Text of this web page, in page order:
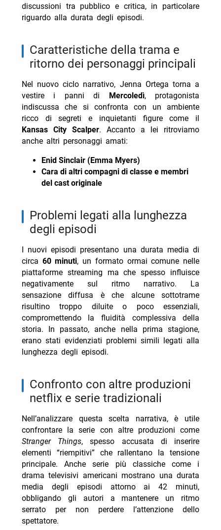
- Netflix perde copia film Nicolas Cage, causa da 105
mln
discussioni tra pubblico e critica, in particolare
riguardo alla durata degli episodi.
caratteristiche della trama e
ritorno dei personaggi principali
Nel nuovo ciclo narrativo, Jenna Ortega torna a
vestire i panni di Mercoledì, protagonista
indiscussa che si confronta con un ambiente
ricco di segreti e inquietanti figure come il
Kansas City Scalper. Accanto a lei ritroviamo
anche altri personaggi amati:
Enid Sinclair (Emma Myers)
Cara di altri compagni di classe e membri
del cast originale
problemi legati alla lunghezza
degli episodi
I nuovi episodi presentano una durata media di
circa 60 minuti, un formato ormai comune nelle
piattaforme streaming ma che spesso influisce
negativamente sul ritmo narrativo. La
sensazione diffusa è che alcune sottotrame
risultino troppo diluite o poco essenziali,
compromettendo la fluidità complessiva della
storia. In passato, anche nella prima stagione,
erano stati evidenziati problemi simili legati alla
lunghezza degli episodi.
confronto con altre produzioni
netflix e serie tradizionali
Nell’analizzare questa scelta narrativa, è utile
confrontare la serie con altre produzioni come
Stranger Things, spesso accusata di inserire
elementi “riempitivi” che rallentano la tensione
principale. Anche serie più classiche come i
drama televisivi americani mostrano una durata
media degli episodi attorno ai 42 minuti,
obbligando gli autori a mantenere un ritmo
serrato per non perdere l’attenzione dello
spettatore.